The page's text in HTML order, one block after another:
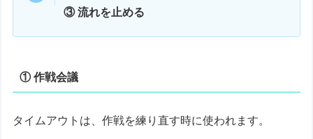
③ 流れを止める
① 作戦会議
タイムアウトは、作戦を練り直す時に使われます。